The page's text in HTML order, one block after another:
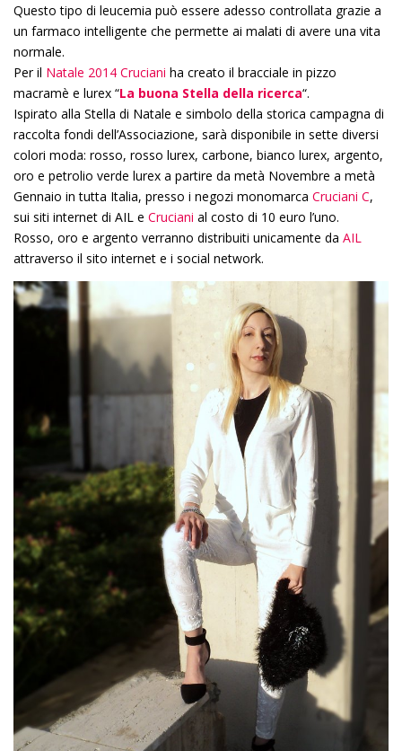
Questo tipo di leucemia può essere adesso controllata grazie a
un farmaco intelligente che permette ai malati di avere una vita
normale.
Per il Natale 2014 Cruciani ha creato il bracciale in pizzo
macramè e lurex “La buona Stella della ricerca“.
Ispirato alla Stella di Natale e simbolo della storica campagna di
raccolta fondi dell’Associazione, sarà disponibile in sette diversi
colori moda: rosso, rosso lurex, carbone, bianco lurex, argento,
oro e petrolio verde lurex a partire da metà Novembre a metà
Gennaio in tutta Italia, presso i negozi monomarca Cruciani C,
sui siti internet di AIL e Cruciani al costo di 10 euro l’uno.
Rosso, oro e argento verranno distribuiti unicamente da AIL
attraverso il sito internet e i social network.